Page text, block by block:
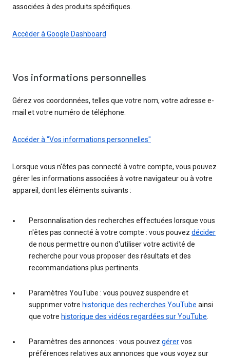
associées à des produits spécifiques.
Accéder à Google Dashboard
Vos informations personnelles
Gérez vos coordonnées, telles que votre nom, votre adresse e-
mail et votre numéro de téléphone.
Accéder à "Vos informations personnelles"
Lorsque vous n'êtes pas connecté à votre compte, vous pouvez
gérer les informations associées à votre navigateur ou à votre
appareil, dont les éléments suivants :
Personnalisation des recherches effectuées lorsque vous
n'êtes pas connecté à votre compte : vous pouvez décider
de nous permettre ou non d'utiliser votre activité de
recherche pour vous proposer des résultats et des
recommandations plus pertinents.
Paramètres YouTube : vous pouvez suspendre et
supprimer votre historique des recherches YouTube ainsi
que votre historique des vidéos regardées sur YouTube
Paramètres des annonces : vous pouvez gérervos
préférences relatives aux annonces que vous voyez sur